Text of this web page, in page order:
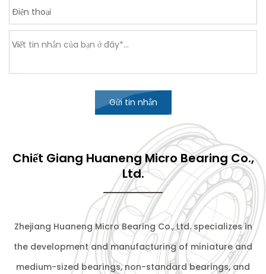
Gửi tin nhắn
Chiết Giang Huaneng Micro Bearing Co.,
Ltd.
Zhejiang Huaneng Micro Bearing Co., Ltd. specializes in
the development and manufacturing of miniature and
medium-sized bearings, non-standard bearings, and